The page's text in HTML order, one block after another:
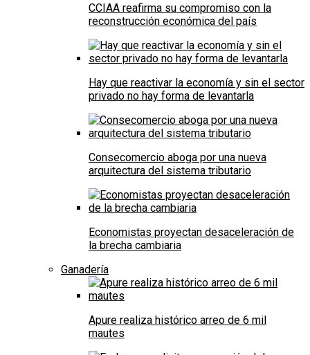
CCIAA reafirma su compromiso con la
reconstrucción económica del país
Hay que reactivar la economía y sin el sector
privado no hay forma de levantarla
Consecomercio aboga por una nueva
arquitectura del sistema tributario
Economistas proyectan desaceleración de
la brecha cambiaria
Ganadería
Apure realiza histórico arreo de 6 mil
mautes